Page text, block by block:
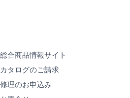
総合商品情報サイト
カタログのご請求
修理のお申込み